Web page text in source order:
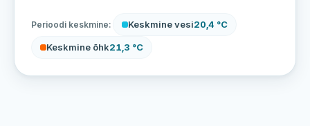
Perioodi keskmine: Keskmine vesi20,4 °C
Keskmine õhk21,3 °C